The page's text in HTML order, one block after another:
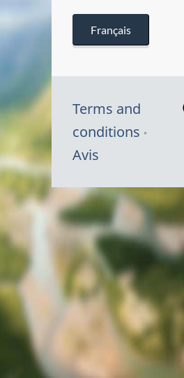
Français
Terms and
conditions
Avis